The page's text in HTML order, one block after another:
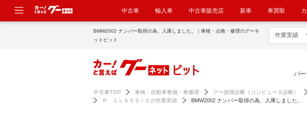
中古車 輸入車 中古車販売店 新車 車買取
BMW2002 ナンバー取得の為、入庫しました。｜車検・点検・修理のグーネ
ットピット
パ
中古車TOP 車検・自動車整備・車修理 グー故障診断（コンピュータ診断）
Ｒ ＣＬＡＳＳＩＣの作業実績
BMW2002 ナンバー取得の為、入庫しました。